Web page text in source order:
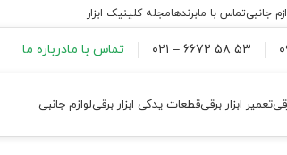
جانبیتماس با مابرندهامجله کلینیک ابزار
۵۳ ۵۸ ۶۶۷۲ – ۰۲۱ تماس با مادرباره ما
تعمیر ابزار برقیقطعات یدکی ابزار برقیلوازم جانبی